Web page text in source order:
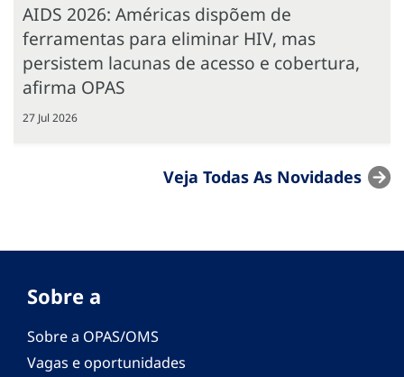
AIDS 2026: Américas dispõem de
ferramentas para eliminar HIV, mas
persistem lacunas de acesso e cobertura,
afirma OPAS
27 Jul 2026
Veja Todas As Novidades
Sobre a
Sobre a OPAS/OMS
Vagas e oportunidades